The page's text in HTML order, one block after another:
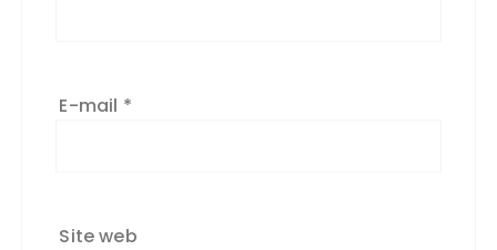
E-mail *
Site web